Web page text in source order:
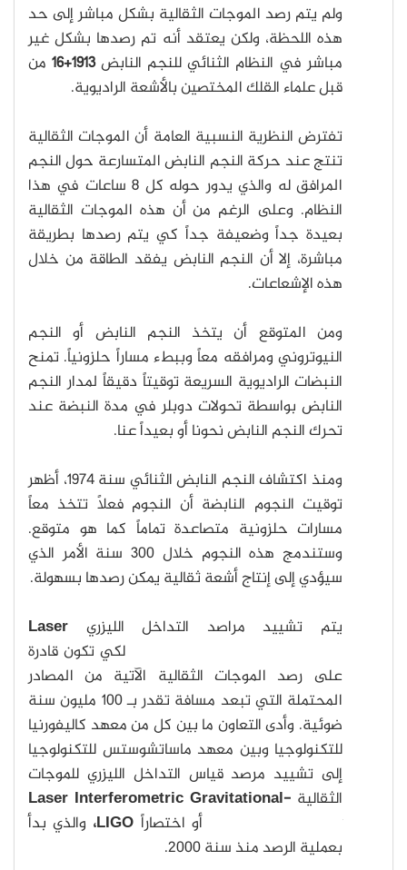
ولم يتم رصد الموجات الثقالية بشكل مباشر إلى حد
هذه اللحظة، ولكن يعتقد أنه تم رصدها بشكل غير
مباشر في النظام الثنائي للنجم النابض1913+16
من
قبل علماء القلك المختصين بالأشعة الراديوية.
تفترض النظرية النسبية العامة أن الموجات الثقالية
تنتج عند حركة النجم النابض المتسارعة حول النجم
المرافق له والذي يدور حوله كل 8 ساعات في هذا
النظام. وعلى الرغم من أن هذه الموجات الثقالية
بعيدة جداً وضعيفة جداً كي يتم رصدها بطريقة
مباشرة، إلا أن النجم النابض يفقد الطاقة من خلال
هذه الإشعاعات.
ومن المتوقع أن يتخذ النجم النابض أو النجم
النيوتروني ومرافقه معاً وببطء مساراً حلزونياً. تمنح
النبضات الراديوية السريعة توقيتاً دقيقاً لمدار النجم
النابض بواسطة تحولات دوبلر في مدة النبضة عند
تحرك النجم النابض نحونا أو بعيداً عنا.
ومنذ اكتشاف النجم النابض الثنائي سنة 1974، أظهر
توقيت النجوم النابضة أن النجوم فعلاً تتخذ معاً
مسارات حلزونية متصاعدة تماماً كما هو متوقع.
وستندمج هذه النجوم خلال 300 سنة الأمر الذي
سيؤدي إلى إنتاج أشعة ثقالية يمكن رصدها بسهولة.
يتم تشييد مراصد التداخل الليزري Laser
لكي تكون قادرة
على رصد الموجات الثقالية الآتية من المصادر
المحتملة التي تبعد مسافة تقدر بـ 100 مليون سنة
ضوئية. وأدى التعاون ما بين كل من معهد كاليفورنيا
للتكنولوجيا وبين معهد ماساتشوستس للتكنولوجيا
إلى تشييد مرصد قياس التداخل الليزري للموجات
الثقالية Laser Interferometric Gravitational-
Wave Observatory
أو اختصاراً LIGO، والذي بدأ
بعملية الرصد منذ سنة 2000.